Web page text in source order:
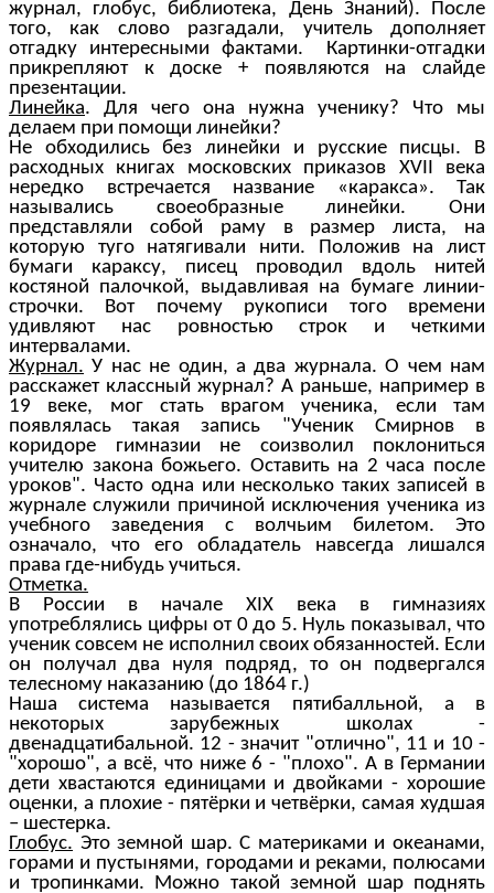
журнал, глобус, библиотека, День Знаний). После
того, как слово разгадали, учитель дополняет
отгадку интересными фактами. Картинки-отгадки
прикрепляют к доске + появляются на слайде
презентации.
Линейка. Для чего она нужна ученику? Что мы
делаем при помощи линейки?
Не обходились без линейки и русские писцы. В
расходных книгах московских приказов XVII века
нередко встречается название «каракса». Так
назывались своеобразные линейки. Они
представляли собой раму в размер листа, на
которую туго натягивали нити. Положив на лист
бумаги караксу, писец проводил вдоль нитей
костяной палочкой, выдавливая на бумаге линии-
строчки. Вот почему рукописи того времени
удивляют нас ровностью строк и четкими
интервалами.
Журнал. У нас не один, а два журнала. О чем нам
расскажет классный журнал? А раньше, например в
19 веке, мог стать врагом ученика, если там
появлялась такая запись "Ученик Смирнов в
коридоре гимназии не соизволил поклониться
учителю закона божьего. Оставить на 2 часа после
уроков". Часто одна или несколько таких записей в
журнале служили причиной исключения ученика из
учебного заведения с волчьим билетом. Это
означало, что его обладатель навсегда лишался
права где-нибудь учиться.
Отметка.
В России в начале XIX века в гимназиях
употреблялись цифры от 0 до 5. Нуль показывал, что
ученик совсем не исполнил своих обязанностей. Если
он получал два нуля подряд, то он подвергался
телесному наказанию (до 1864 г.)
Наша система называется пятибалльной, а в
некоторых зарубежных школах -
двенадцатибальной. 12 - значит "отлично", 11 и 10 -
"хорошо", а всё, что ниже 6 - "плохо". А в Германии
дети хвастаются единицами и двойками - хорошие
оценки, а плохие - пятёрки и четвёрки, самая худшая
– шестерка.
Глобус. Это земной шар. С материками и океанами,
горами и пустынями, городами и реками, полюсами
и тропинками. Можно такой земной шар поднять